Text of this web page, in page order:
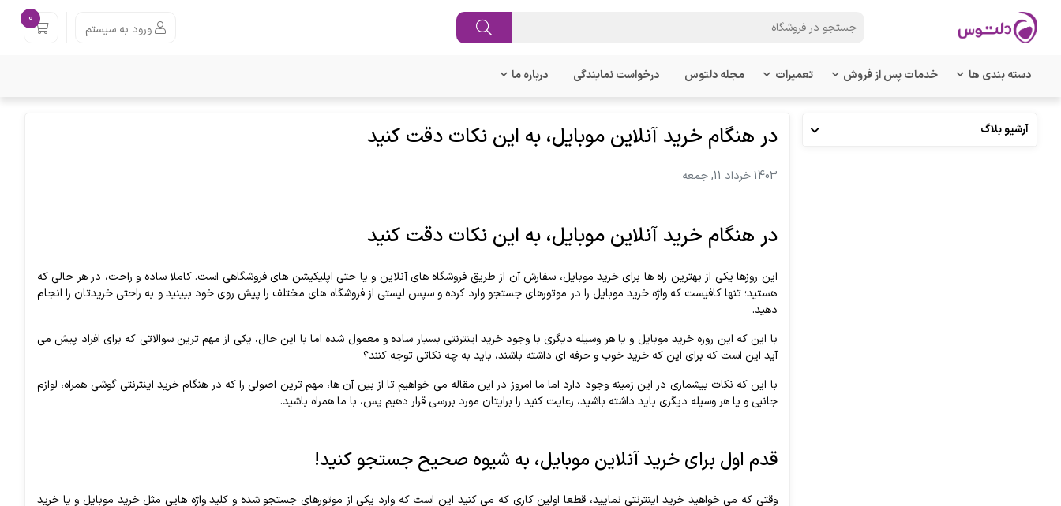
ورود به سیستم
0
دسته بندی ها خدمات پس از فروش تعمیرات مجله دلتوس درخواست نمایندگی درباره ما
آرشیو بلاگ در هنگام خرید آنلاین موبایل، به این نکات دقت کنید
1403 خرداد 11, جمعه
در هنگام خرید آنلاین موبایل، به این نکات دقت کنید
این روزها یکی از بهترین راه ها برای خرید موبایل، سفارش آن از طریق فروشگاه های آنلاین و یا حتی اپلیکیشن های فروشگاهی است. کاملا ساده و راحت، در هر حالی که
هستید؛ تنها کافیست که واژه خرید موبایل را در موتورهای جستجو وارد کرده و سپس لیستی از فروشگاه های مختلف را پیش روی خود ببینید و به راحتی خریدتان را انجام
دهید.
با این که این روزه خرید موبایل و یا هر وسیله دیگری با وجود خرید اینترنتی بسیار ساده و معمول شده اما با این حال، یکی از مهم ترین سوالاتی که برای افراد پیش می
آید این است که برای این که خرید خوب و حرفه ای داشته باشند، باید به چه نکاتی توجه کنند؟
با این که نکات بیشماری در این زمینه وجود دارد اما ما امروز در این مقاله می خواهیم تا از بین آن ها، مهم ترین اصولی را که در هنگام خرید اینترنتی گوشی همراه، لوازم
جانبی و یا هر وسیله دیگری باید داشته باشید، رعایت کنید را برایتان مورد بررسی قرار دهیم پس، با ما همراه باشید.
قدم اول برای خرید آنلاین موبایل، به شیوه صحیح جستجو کنید!
وقتی که می خواهید خرید اینترنتی نمایید، قطعا اولین کاری که می کنید این است که وارد یکی از موتورهای جستجو شده و کلید واژه هایی مثل خرید موبایل و یا خرید